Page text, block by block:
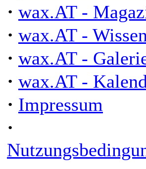
· wax.AT -
· wax.AT - Wissen
· wax.AT -
· wax.AT -
· Impressum
·